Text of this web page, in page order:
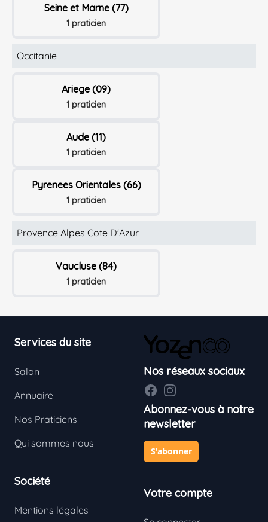
Seine et Marne (77)
1 praticien
Occitanie
Ariege (09)
1 praticien
Aude (11)
1 praticien
Pyrenees Orientales (66)
1 praticien
Provence Alpes Cote D'Azur
Vaucluse (84)
1 praticien
Services du site
Salon
Annuaire
Nos Praticiens
Qui sommes nous
Société
Mentions légales
Nos réseaux sociaux
FacebookInstagram
Abonnez-vous à notre
newsletter
S'abonner
Votre compte